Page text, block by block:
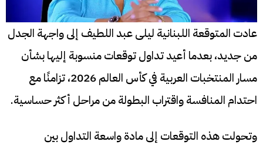
عادت المتوقعة اللبنانية ليلى عبد اللطيف إلى واجهة الجدل
من جديد، بعدما أعيد تداول توقعات منسوبة إليها بشأن
مسار المنتخبات العربية في كأس العالم 2026، تزامنًا مع
احتدام المنافسة واقتراب البطولة من مراحل أكثر حساسية.
وتحولت هذه التوقعات إلى مادة واسعة التداول بين